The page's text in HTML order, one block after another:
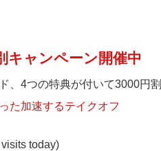
ャンペーン開催中
、4つの特典が付いて3000円
た加速するテイクオフ
today)